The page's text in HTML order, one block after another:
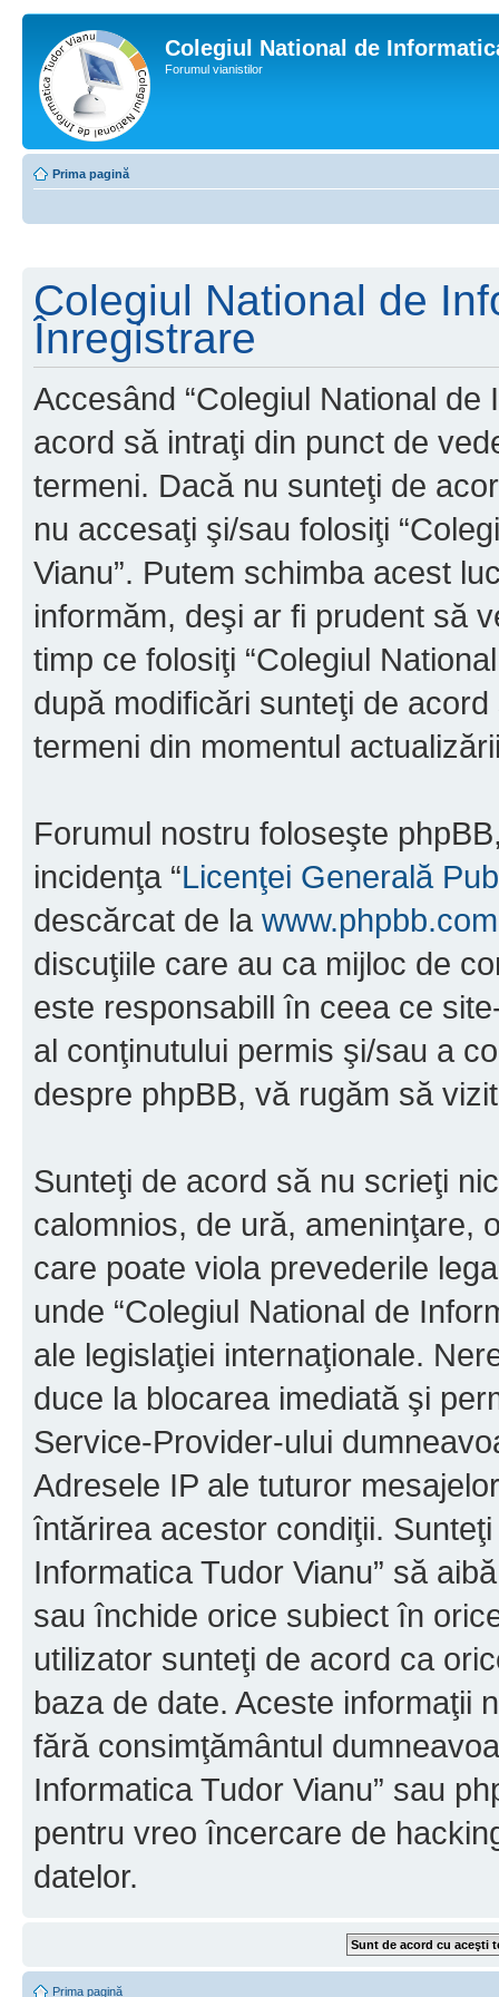
Colegiul National de
Forumul vianistilor
Prima pagină
Colegiul National de
Înregistrare
Accesând “Colegiul National de
acord să intraţi din punct de
termeni. Dacă nu sunteţi de
nu accesaţi şi/sau folosiţi
Vianu”. Putem schimba acest
informăm, deşi ar fi prudent să
timp ce folosiţi “Colegiul
după modificări sunteţi de
termeni din momentul
Forumul nostru foloseşte
incidenţa “Licenţei Generală
descărcat de la www.phpbb.com
discuţiile care au ca mijloc de
este responsabill în ceea ce
al conţinutului permis şi/sau a
despre phpBB, vă rugăm să
Sunteţi de acord să nu scrieţi
calomnios, de ură, ameninţare,
care poate viola prevederile
unde “Colegiul National de
ale legislaţiei internaţionale.
duce la blocarea imediată şi
Service-Provider-ului
Adresele IP ale tuturor
întărirea acestor condiţii.
Informatica Tudor Vianu” să
sau închide orice subiect în
utilizator sunteţi de acord ca
baza de date. Aceste informaţii
fără consimţământul
Informatica Tudor Vianu” sau
pentru vreo încercare de
datelor.
Prima pagină